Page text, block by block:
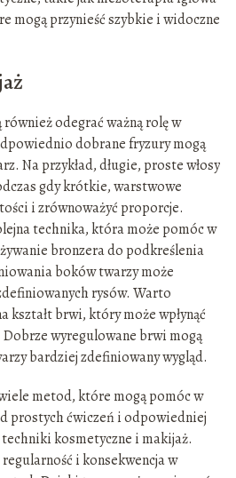
mogą przynieść szybkie i widoczne
odegrać ważną rolę w
dobrane fryzury mogą
Na przykład, długie, proste włosy
gdy krótkie, warstwowe
i zrównoważyć proporcje.
technika, która może pomóc w
bronzera do podkreślenia
boków twarzy może
rysów. Warto
kształt brwi, który może wpłynąć
wyregulowane brwi mogą
bardziej zdefiniowany wygląd.
metod, które mogą pomóc w
prostych ćwiczeń i odpowiedniej
kosmetyczne i makijaż.
i konsekwencja w